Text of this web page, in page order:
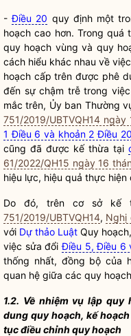
-Điều 20 quy định một
hoạch cao hơn. Trong
quy hoạch vùng và quy
cách hiểu khác nhau về
hoạch cấp trên được phê
đến sự chậm trễ trong việc
mắc trên, Ủy ban Thường
751/2019/UBTVQH14
1 Điều 6 và khoản 2 Điều 20
cũng đã được kế thừa tại
61/2022/QH15 ngày 16
hiệu lực, hiệu quả thực hiện
Do đó, trên cơ sở kế
751/2019/UBTVQH14, Nghị
với Dự thảo Luật Quy
việc sửa đổiĐiều 5,Điều 6
thống nhất, đồng bộ của
quan hệ giữa các quy
1.2. Về nhiệm vụ lập quy
dung quy hoạch, kế
tục điều chỉnh quy hoạch